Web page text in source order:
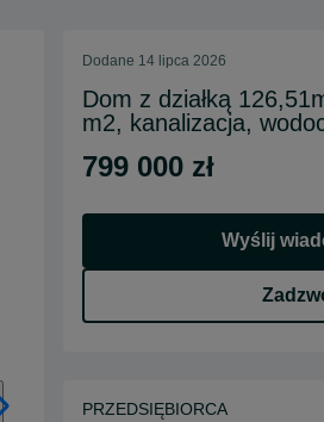
Dodane 14 lipca 2026
Dom z działką
m2, kanalizacja,
799 000 zł
Wyślij
PRZEDSIĘBIORCA